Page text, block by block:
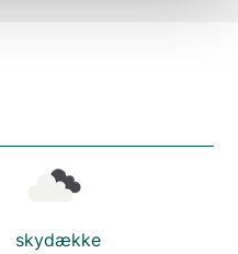
skydække